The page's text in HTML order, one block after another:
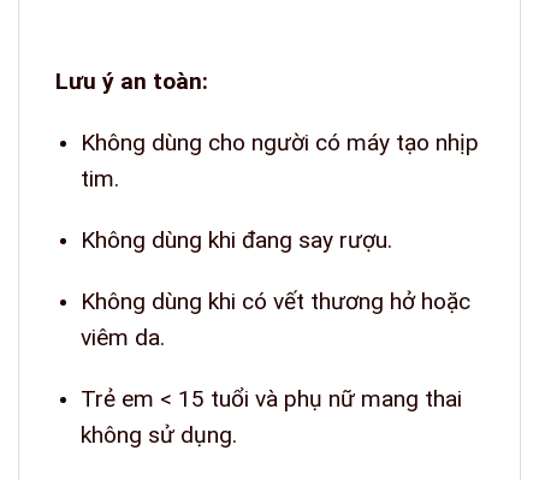
Lưu ý an toàn:
Không dùng cho người có máy tạo nhịp
tim.
Không dùng khi đang say rượu.
Không dùng khi có vết thương hở hoặc
viêm da.
Trẻ em < 15 tuổi và phụ nữ mang thai
không sử dụng.